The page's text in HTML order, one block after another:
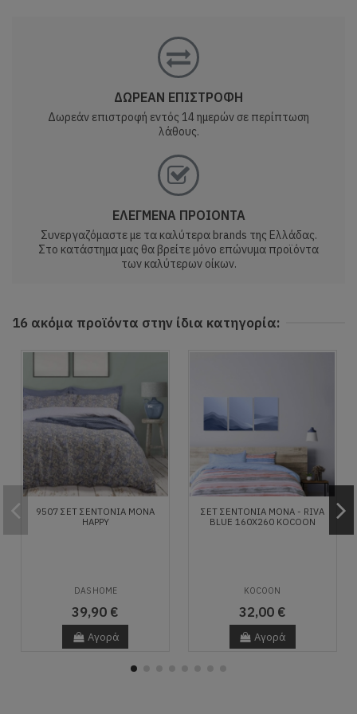
ΔΩΡΕΑΝ ΕΠΙΣΤΡΟΦΗ
Δωρεάν επιστροφή εντός 14 ημερών σε περίπτωση
λάθους.
ΕΛΕΓΜΕΝΑ ΠΡΟΙΟΝΤΑ
Συνεργαζόμαστε με τα καλύτερα brands της Ελλάδας.
Στο κατάστημα μας θα βρείτε μόνο επώνυμα προϊόντα
των καλύτερων οίκων.
16 ακόμα προϊόντα στην ίδια κατηγορία:
9507 ΣΕΤ ΣΕΝΤΟΝΙΑ ΜΟΝΑ
HAPPY
DAS HOME
39,90 €
Αγορά
ΣΕΤ ΣΕΝΤΌΝΙΑ ΜΟΝΆ - RIVA
BLUE 160X260 KOCOON
KOCOON
32,00 €
Αγορά